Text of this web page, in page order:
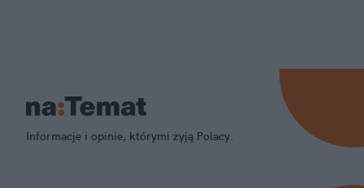
Informacje i opinie, którymi żyją Polacy.